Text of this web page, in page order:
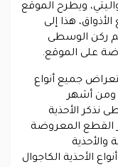
ويطرح الموقع
هذا إلى
ركن الوسطى
على الموقع.
جميع أنواع
ومن أشهر
نذكر الأحذية
القطع المعروضة
والأحذية
الأحذية الكاجوال